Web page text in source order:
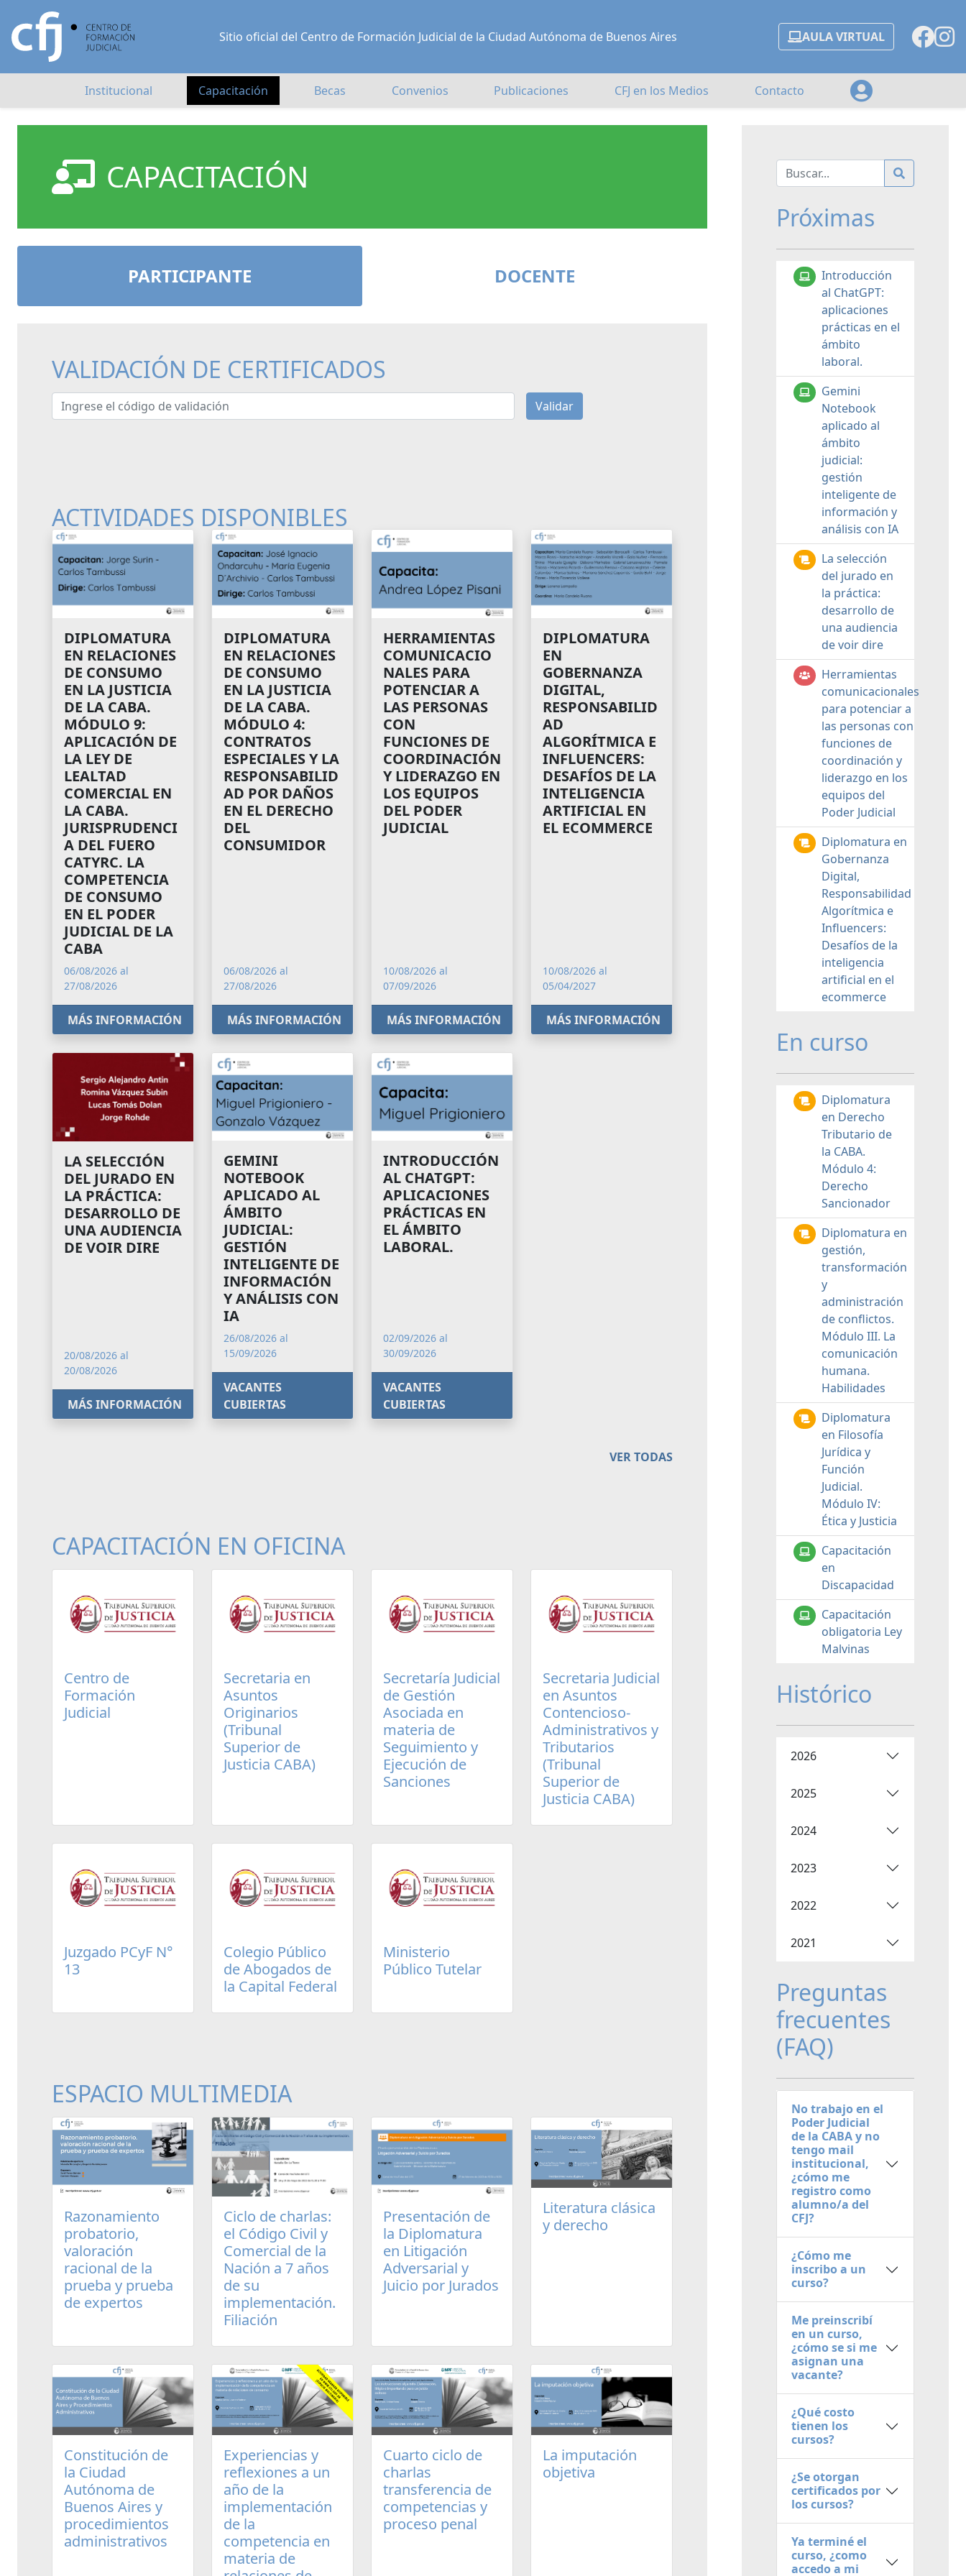
Sitio oficial del Centro de Formación Judicial de la Ciudad Autónoma de Buenos Aires AULA VIRTUAL
Institucional Capacitación Becas Convenios Publicaciones CFJ en los Medios Contacto
CAPACITACIÓN
PARTICIPANTE DOCENTE
VALIDACIÓN DE CERTIFICADOS
Ingrese el código de validación Validar
ACTIVIDADES DISPONIBLES
DIPLOMATURA
EN RELACIONES
DE CONSUMO
EN LA JUSTICIA
DE LA CABA.
MÓDULO 9:
APLICACIÓN DE
LA LEY DE
LEALTAD
COMERCIAL EN
LA CABA.
JURISPRUDENCI
A DEL FUERO
CATYRC. LA
COMPETENCIA
DE CONSUMO
EN EL PODER
JUDICIAL DE LA
CABA
06/08/2026 al
27/08/2026
MÁS INFORMACIÓN
DIPLOMATURA
EN RELACIONES
DE CONSUMO
EN LA JUSTICIA
DE LA CABA.
MÓDULO 4:
CONTRATOS
ESPECIALES Y LA
RESPONSABILID
AD POR DAÑOS
EN EL DERECHO
DEL
CONSUMIDOR
06/08/2026 al
27/08/2026
MÁS INFORMACIÓN
HERRAMIENTAS
COMUNICACIO
NALES PARA
POTENCIAR A
LAS PERSONAS
CON
FUNCIONES DE
COORDINACIÓN
Y LIDERAZGO EN
LOS EQUIPOS
DEL PODER
JUDICIAL
10/08/2026 al
07/09/2026
MÁS INFORMACIÓN
DIPLOMATURA
EN
GOBERNANZA
DIGITAL,
RESPONSABILID
AD
ALGORÍTMICA E
INFLUENCERS:
DESAFÍOS DE LA
INTELIGENCIA
ARTIFICIAL EN
EL ECOMMERCE
10/08/2026 al
05/04/2027
MÁS INFORMACIÓN
LA SELECCIÓN
DEL JURADO EN
LA PRÁCTICA:
DESARROLLO DE
UNA AUDIENCIA
DE VOIR DIRE
20/08/2026 al
20/08/2026
MÁS INFORMACIÓN
GEMINI
NOTEBOOK
APLICADO AL
ÁMBITO
JUDICIAL:
GESTIÓN
INTELIGENTE DE
INFORMACIÓN
Y ANÁLISIS CON
IA
26/08/2026 al
15/09/2026
VACANTES
CUBIERTAS
INTRODUCCIÓN
AL CHATGPT:
APLICACIONES
PRÁCTICAS EN
EL ÁMBITO
LABORAL.
02/09/2026 al
30/09/2026
VACANTES
CUBIERTAS
VER TODAS
CAPACITACIÓN EN OFICINA
Centro de
Formación
Judicial
Secretaria en
Asuntos
Originarios
(Tribunal
Superior de
Justicia CABA)
Secretaría Judicial
de Gestión
Asociada en
materia de
Seguimiento y
Ejecución de
Sanciones
Secretaria Judicial
en Asuntos
Contencioso-
Administrativos y
Tributarios
(Tribunal
Superior de
Justicia CABA)
Juzgado PCyF N°
13
Colegio Público
de Abogados de
la Capital Federal
Ministerio
Público Tutelar
ESPACIO MULTIMEDIA
Razonamiento
probatorio,
valoración
racional de la
prueba y prueba
de expertos
Ciclo de charlas:
el Código Civil y
Comercial de la
Nación a 7 años
de su
implementación.
Filiación
Presentación de
la Diplomatura
en Litigación
Adversarial y
Juicio por Jurados
Literatura clásica
y derecho
Constitución de
la Ciudad
Autónoma de
Buenos Aires y
procedimientos
administrativos
Experiencias y
reflexiones a un
año de la
implementación
de la
competencia en
materia de
Cuarto ciclo de
charlas
transferencia de
competencias y
proceso penal
La imputación
objetiva
Próximas
Introducción
al ChatGPT:
aplicaciones
prácticas en el
ámbito
laboral.
Gemini
Notebook
aplicado al
ámbito
judicial:
gestión
inteligente de
información y
análisis con IA
La selección
del jurado en
la práctica:
desarrollo de
una audiencia
de voir dire
Herramientas
comunicacionales
para potenciar a
las personas con
funciones de
coordinación y
liderazgo en los
equipos del
Poder Judicial
Diplomatura en
Gobernanza
Digital,
Responsabilidad
Algorítmica e
Influencers:
Desafíos de la
inteligencia
artificial en el
ecommerce
En curso
Diplomatura
en Derecho
Tributario de
la CABA.
Módulo 4:
Derecho
Sancionador
Diplomatura en
gestión,
transformación
y
administración
de conflictos.
Módulo III. La
comunicación
humana.
Habilidades
Diplomatura
en Filosofía
Jurídica y
Función
Judicial.
Módulo IV:
Ética y Justicia
Capacitación
en
Discapacidad
Capacitación
obligatoria Ley
Malvinas
Histórico
2026
2025
2024
2023
2022
2021
Preguntas
frecuentes
(FAQ)
No trabajo en el
Poder Judicial
de la CABA y no
tengo mail
institucional,
¿cómo me
registro como
alumno/a del
CFJ?
¿Cómo me
inscribo a un
curso?
Me preinscribí
en un curso,
¿cómo se si me
asignan una
vacante?
¿Qué costo
tienen los
cursos?
¿Se otorgan
certificados por
los cursos?
Ya terminé el
curso, ¿como
accedo a mi